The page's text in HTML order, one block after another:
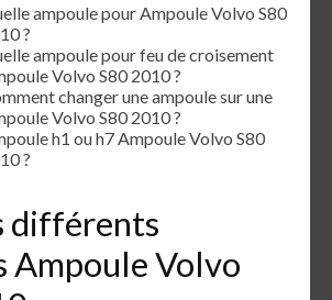
ampoule pour Ampoule Volvo S80
?
ampoule pour feu de croisement
Volvo S80 2010 ?
changer une ampoule sur une
Volvo S80 2010 ?
h1 ou h7 Ampoule Volvo S80
?
différents
Ampoule Volvo